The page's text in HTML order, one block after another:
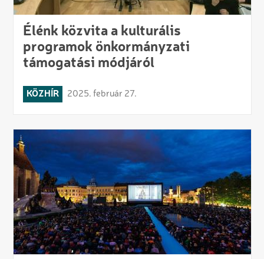
Élénk közvita a kulturális
programok önkormányzati
támogatási módjáról
KÖZHÍR 2025. február 27.